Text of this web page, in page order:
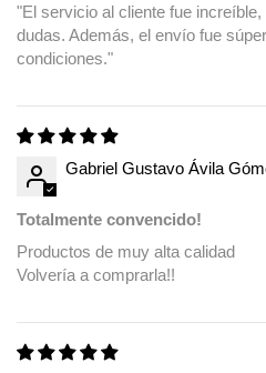
"El servicio al cliente fue
dudas. Además, el envío fue
condiciones."
Gabriel Gustavo Ávila
Totalmente convencido!
Productos de muy alta calidad
Volvería a comprarla!!